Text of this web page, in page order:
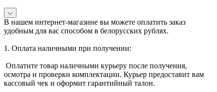
В нашем интернет-магазине вы можете оплатить заказ
удобным для вас способом в белорусских рублях.
1. Оплата наличными при получении:
Оплатите товар наличными курьеру после получения,
осмотра и проверки комплектации. Курьер предоставит вам
кассовый чек и оформит гарантийный талон.